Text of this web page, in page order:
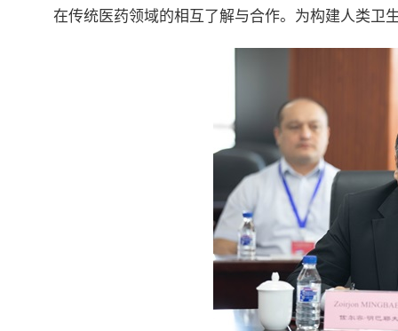
在传统医药领域的相互了解与合作。为构建人类卫